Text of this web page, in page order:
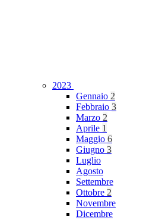
2023
Gennaio 2
Febbraio 3
Marzo 2
Aprile 1
Maggio 6
Giugno 3
Luglio
Agosto
Settembre
Ottobre 2
Novembre
Dicembre